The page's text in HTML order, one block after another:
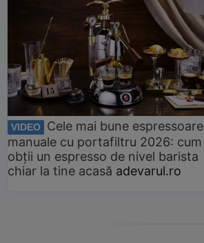
VIDEO
Cele mai bune espressoare
manuale cu portafiltru 2026: cum
obții un espresso de nivel barista
chiar la tine acasă adevarul.ro